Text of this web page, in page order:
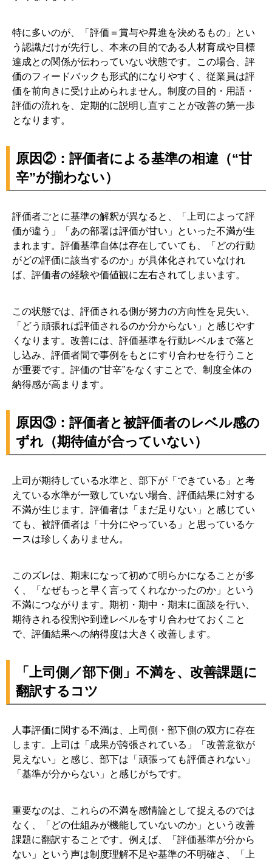
特に多いのが、「評価＝賞与や昇進を決めるもの」とい
う認識だけが先行し、本来の目的である人材育成や目標
達成との関係が伝わっていない状態です。この場合、評
価のフィードバックも形式的になりやすく、従業員は評
価を前向きに受け止められません。制度の目的・用語・
評価の流れを、定期的に説明し直すことが改善の第一歩
となります。
原因②：評価者による基準の相違（“甘
辛”が揃わない）
評価者ごとに基準の解釈が異なると、「上司によって評
価が違う」「あの部署は評価が甘い」といった不満が生
まれます。評価基準自体は存在していても、「どの行動
がどの評価に該当するのか」が具体化されていなけれ
ば、評価者の経験や価値観に左右されてしまいます。
この状態では、評価される側が努力の方向性を見失い、
「どう頑張れば評価されるのか分からない」と感じやす
くなります。改善には、評価基準を行動レベルまで落と
し込み、評価者間で事例をもとにすり合わせを行うこと
が重要です。評価の“甘辛”をなくすことで、制度全体の
納得感が高まります。
原因③：評価者と被評価者のレベル感の
ずれ（期待値が合っていない）
上司が期待している水準と、部下が「できている」と考
えている水準が一致していない場合、評価結果に対する
不満が生じます。評価者は「まだ足りない」と感じてい
ても、被評価者は「十分にやっている」と思っているケ
ースは珍しくありません。
このズレは、期末になって初めて明らかになることが多
く、「なぜもっと早く言ってくれなかったのか」という
不満につながります。期初・期中・期末に面談を行い、
期待される役割や到達レベルをすり合わせておくこと
で、評価結果への納得度は大きく改善します。
「上司側／部下側」不満を、改善課題に
翻訳するコツ
人事評価に関する不満は、上司側・部下側の双方に存在
します。上司は「成果が誇張されている」「改善意欲が
見えない」と感じ、部下は「頑張っても評価されない」
「基準が分からない」と感じがちです。
重要なのは、これらの不満を感情論として捉えるのでは
なく、「どの仕組みが機能していないのか」という改善
課題に翻訳することです。例えば、「評価基準が分から
ない」という声は制度理解不足や基準の不明確さ、「上